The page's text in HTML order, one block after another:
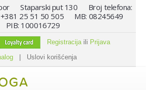
Staparski put 130 Broj telefona:
+381 25 51 50 505 MB: 08245649
PIB: 100016729
Registracijaili Prijava
Uslovi korišćenja